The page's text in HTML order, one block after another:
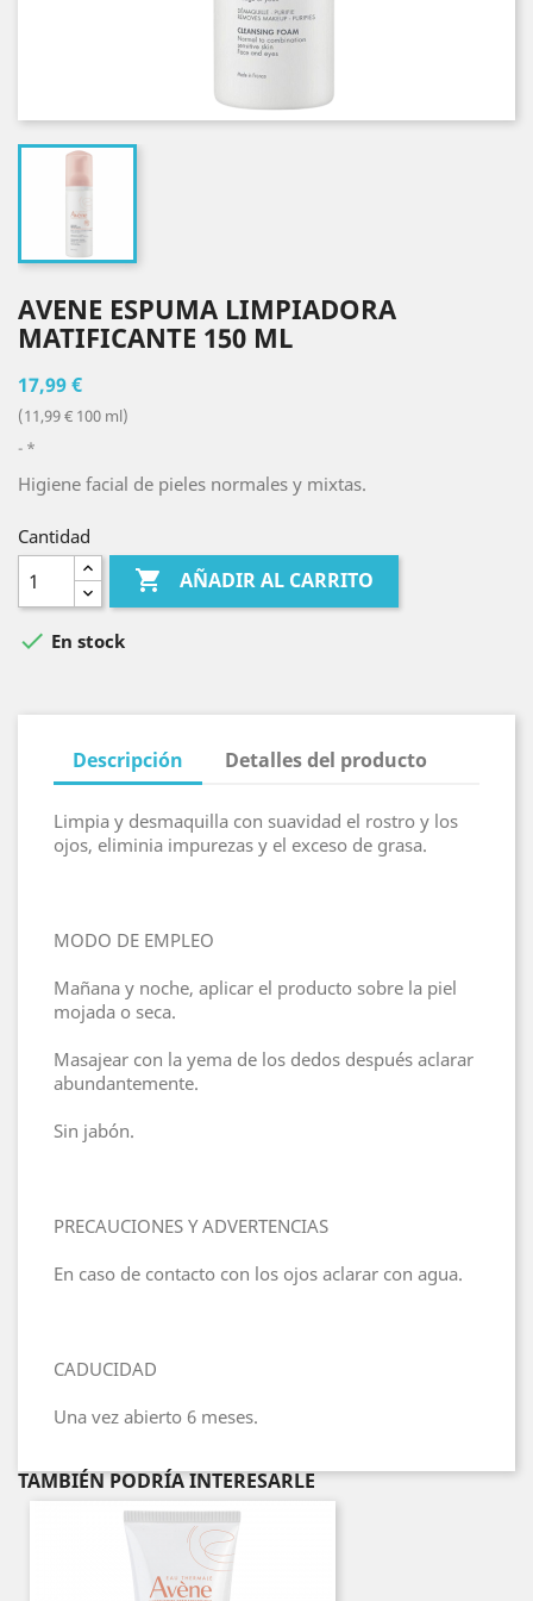
AVENE ESPUMA LIMPIADORA
MATIFICANTE 150 ML
17,99 €
(11,99 € 100 ml)
*
Higiene facial de pieles normales y mixtas.
Cantidad
 AÑADIR AL CARRITO
 En stock
Descripción Detalles del producto
Limpia y desmaquilla con suavidad el rostro y los
ojos, eliminia impurezas y el exceso de grasa.
MODO DE EMPLEO
Mañana y noche, aplicar el producto sobre la piel
mojada o seca.
Masajear con la yema de los dedos después aclarar
abundantemente.
Sin jabón.
PRECAUCIONES Y ADVERTENCIAS
En caso de contacto con los ojos aclarar con agua.
CADUCIDAD
Una vez abierto 6 meses.
TAMBIÉN PODRÍA INTERESARLE